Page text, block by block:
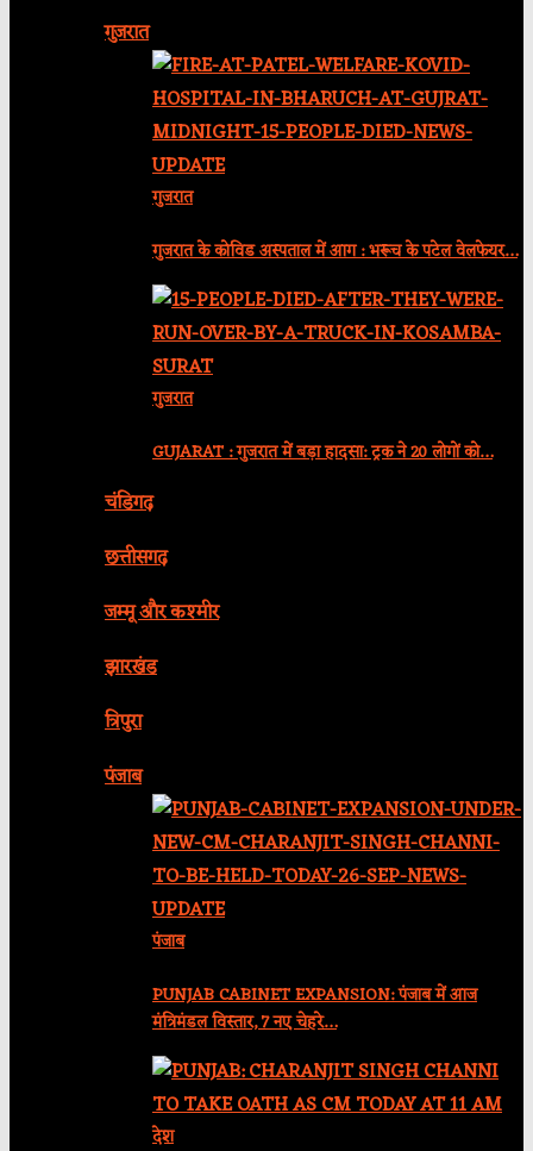
गुजरात
गुजरात
गुजरात के कोविड अस्पताल में आग : भरूच के पटेल वेलफेयर…
गुजरात
GUJARAT : गुजरात में बड़ा हादसा: ट्रक ने 20 लोगों को…
चंडिगढ़
छत्तीसगढ़
जम्मू और कश्मीर
झारखंड
त्रिपुरा
पंजाब
पंजाब
PUNJAB CABINET EXPANSION: पंजाब में आज
मंत्रिमंडल विस्तार, 7 नए चेहरे…
देश